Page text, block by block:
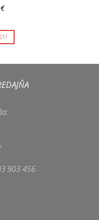
€Price
through
25,00 €
903 456